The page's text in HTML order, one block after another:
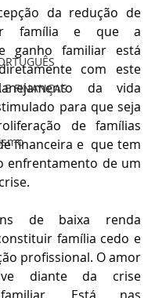
FINANÇAS
da redução de
família e que a
ganho familiar está
com este
da vida
para que seja
de famílias
financeira e  que tem
enfrentamento de um
de baixa renda
família cedo e
profissional. O amor
diante da crise